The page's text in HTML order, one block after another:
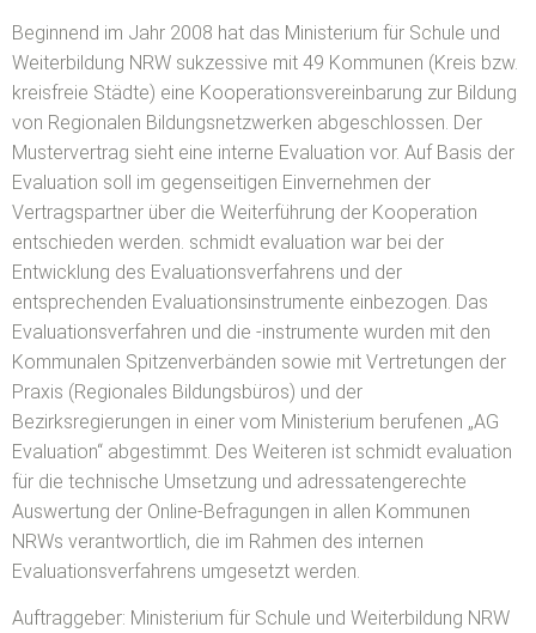
Beginnend im Jahr 2008 hat das Ministerium für Schule und
Weiterbildung NRW sukzessive mit 49 Kommunen (Kreis bzw.
kreisfreie Städte) eine Kooperationsvereinbarung zur Bildung
von Regionalen Bildungsnetzwerken abgeschlossen. Der
Mustervertrag sieht eine interne Evaluation vor. Auf Basis der
Evaluation soll im gegenseitigen Einvernehmen der
Vertragspartner über die Weiterführung der Kooperation
entschieden werden. schmidt evaluation war bei der
Entwicklung des Evaluationsverfahrens und der
entsprechenden Evaluationsinstrumente einbezogen. Das
Evaluationsverfahren und die -instrumente wurden mit den
Kommunalen Spitzenverbänden sowie mit Vertretungen der
Praxis (Regionales Bildungsbüros) und der
Bezirksregierungen in einer vom Ministerium berufenen „AG
Evaluation“ abgestimmt. Des Weiteren ist schmidt evaluation
für die technische Umsetzung und adressatengerechte
Auswertung der Online-Befragungen in allen Kommunen
NRWs verantwortlich, die im Rahmen des internen
Evaluationsverfahrens umgesetzt werden.
Auftraggeber: Ministerium für Schule und Weiterbildung NRW